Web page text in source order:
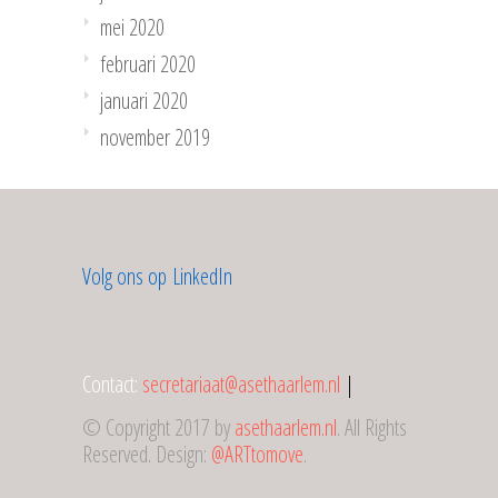
mei 2020
februari 2020
januari 2020
november 2019
Volg ons op LinkedIn
Contact: secretariaat@asethaarlem.nl |
© Copyright 2017 byasethaarlem.nl. All Rights
Reserved. Design: @ARTtomove.